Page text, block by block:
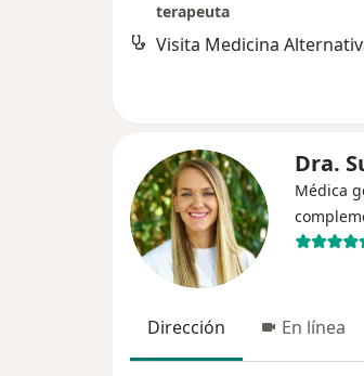
terapeuta
Visita Medicina
Dra.
Médica
Dirección En línea